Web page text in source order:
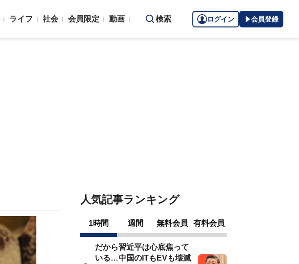
ライフ 社会 会員限定 動画 検索 ログイン 会員登録
人気記事ランキング
1時間 週間 無料会員 有料会員
だから習近平は心底焦って
いる…中国のITもEVも壊滅